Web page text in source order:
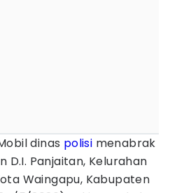
dinas polisi menabrak
D.I. Panjaitan, Kelurahan
Waingapu, Kabupaten